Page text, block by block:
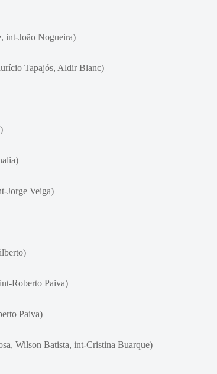
int-João Nogueira)
Tapajós, Aldir Blanc)
Jorge Veiga)
Roberto Paiva)
Paiva)
Wilson Batista, int-Cristina Buarque)